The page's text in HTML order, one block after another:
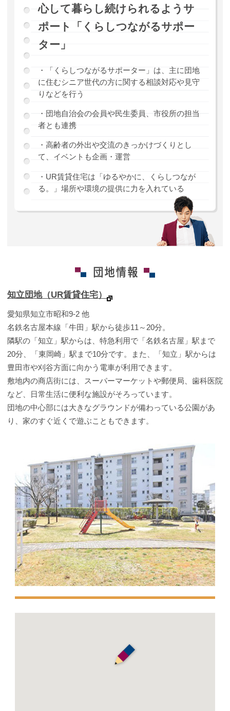
心して暮らし続けられるようサ
ポート「くらしつながるサポー
ター」
・「くらしつながるサポーター」は、主に団地
に住むシニア世代の方に関する相談対応や見守
りなどを行う
・団地自治会の会員や民生委員、市役所の担当
者とも連携
・高齢者の外出や交流のきっかけづくりとし
て、イベントも企画・運営
・UR賃貸住宅は「ゆるやかに、くらしつなが
る。」場所や環境の提供に力を入れている
知立団地（UR賃貸住宅）
愛知県知立市昭和9-2 他
名鉄名古屋本線「牛田」駅から徒歩11～20分。
隣駅の「知立」駅からは、特急利用で「名鉄名古屋」駅まで
20分、「東岡崎」駅まで10分です。また、「知立」駅からは
豊田市や刈谷方面に向かう電車が利用できます。
敷地内の商店街には、スーパーマーケットや郵便局、歯科医院
など、日常生活に便利な施設がそろっています。
団地の中心部には大きなグラウンドが備わっている公園があ
り、家のすぐ近くで遊ぶこともできます。